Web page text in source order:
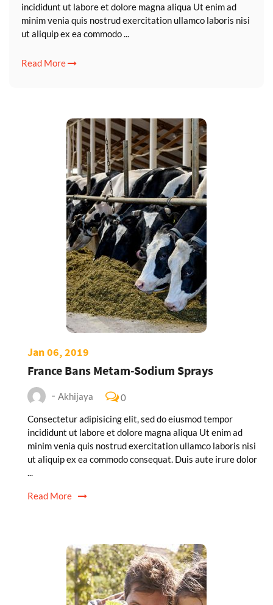
incididunt ut labore et dolore magna aliqua Ut enim ad
minim venia quis nostrud exercitation ullamco laboris nisi
ut aliquip ex ea commodo ...
Read More
Jan 06, 2019
France Bans Metam-Sodium Sprays
Akhijaya
0
Consectetur adipisicing elit, sed do eiusmod tempor
incididunt ut labore et dolore magna aliqua Ut enim ad
minim venia quis nostrud exercitation ullamco laboris nisi
ut aliquip ex ea commodo consequat. Duis aute irure dolor
...
Read More